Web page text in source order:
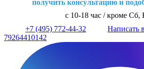
получить консультацию и
с 10-18 час / кроме Сб,
+7 (495) 772-44-32
Написать
79264410142